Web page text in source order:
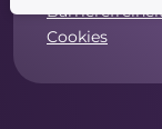
Cookies